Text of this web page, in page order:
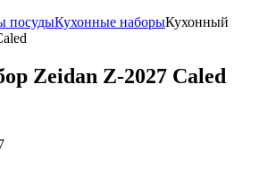
посудыКухонные наборыКухонный
Zeidan Z-2027 Caled